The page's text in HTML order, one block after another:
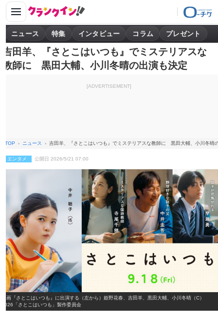
ニュース 特集 インタビュー コラム プレゼント
吉田羊、『さとこはいつも』でミステリアスな
教師に 黒田大輔、小川冬晴の出演も決定
[ADVERTISEMENT]
TOP ニュース 吉田羊、『さとこはいつも』でミステリアスな教師に 黒田大輔、小川冬晴
エンタメ 公開日 2026/5/21 07:00
映画『さとこはいつも』に出演する（左から）姫野花春、吉田羊、黒田大輔、小川冬晴（C）
2026「さとこはいつも」製作委員会